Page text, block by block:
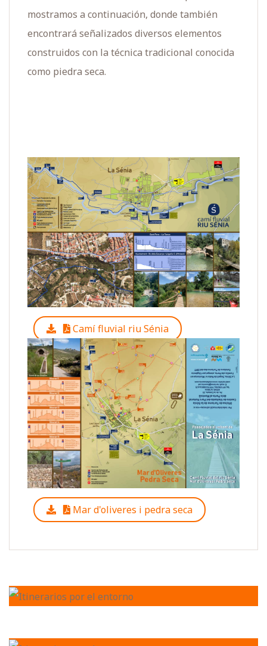
mostramos a continuación, donde también
encontrará señalizados diversos elementos
construidos con la técnica tradicional conocida
como piedra seca.
Camí fluvial riu Sénia
Mar d'oliveres i pedra seca